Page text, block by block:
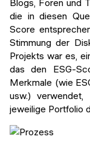
Blogs, Foren und
die in diesen
Score
Stimmung der
Projekts war es,
das den ESG-
Merkmale (wie
usw.)
jeweilige Portfolio